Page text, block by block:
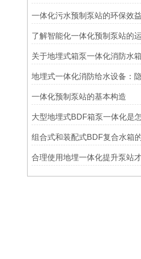
一体化预制泵站的基本构造